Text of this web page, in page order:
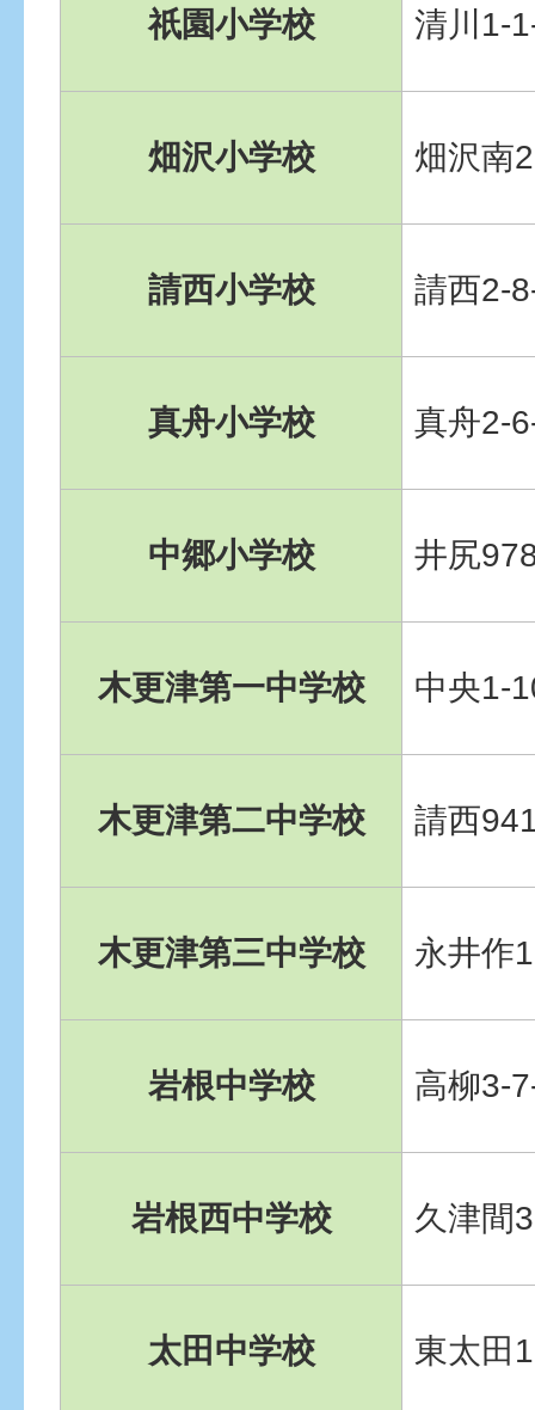
祇園小学校 清川1-
畑沢小学校 畑沢南
請西小学校 請西2-
真舟小学校 真舟2-
中郷小学校 井尻
木更津第一中学校 中央1-
木更津第二中学校 請西
木更津第三中学校 永井作
岩根中学校 高柳3-
岩根西中学校 久津間
太田中学校 東太田